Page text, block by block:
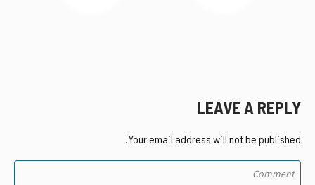
LEAVE A REPLY
Your email address will not be published.